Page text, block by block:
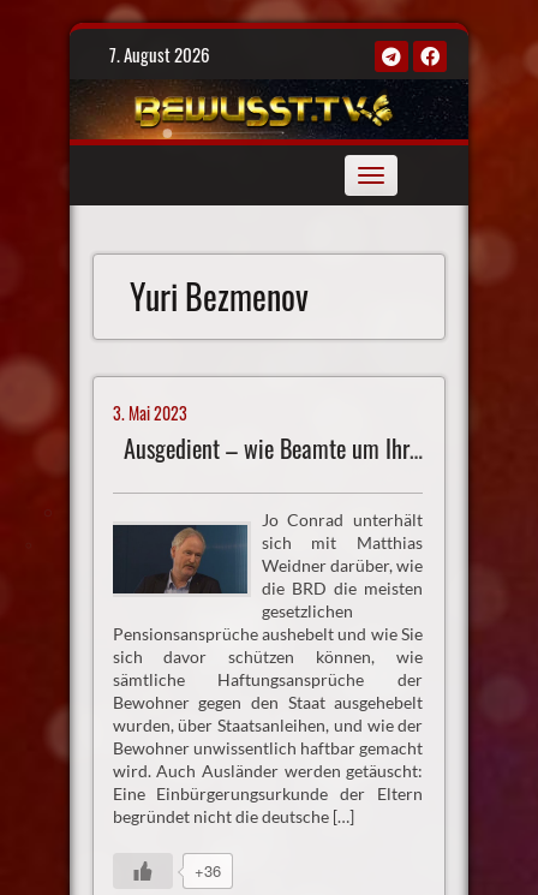
Skip
7. August 2026
Toggle
navigation
Yuri Bezmenov
3. Mai 2023
Ausgedient – wie Beamte um Ihre Pensionen fürchten müssen
Jo Conrad unterhält
sich mit Matthias
Weidner darüber, wie
die BRD die meisten
gesetzlichen
Pensionsansprüche aushebelt und wie Sie
sich davor schützen können, wie
sämtliche Haftungsansprüche der
Bewohner gegen den Staat ausgehebelt
wurden, über Staatsanleihen, und wie der
Bewohner unwissentlich haftbar gemacht
wird. Auch Ausländer werden getäuscht:
Eine Einbürgerungsurkunde der Eltern
begründet nicht die deutsche […]
+36